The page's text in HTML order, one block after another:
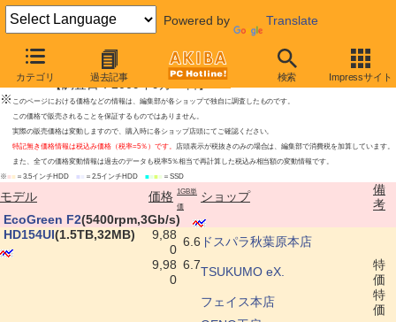
Powered by Translate
カテゴリ 過去記事 検索 Impressサイト
SAMSUNG HDD/SSD最安値上位ショップ
【調査日：2009年9月10日】
※ このページにおける価格などの情報は、編集部が各ショップで独自に調査したものです。
この価格で販売されることを保証するものではありません。
実際の販売価格は変動しますので、購入時に各ショップ店頭にてご確認ください。
特記無き価格情報は税込み価格（税率=5％）です。
店頭表示が税抜きのみの場合は、編集部で消費税を加算しています。
また、全ての価格変動情報は過去のデータも税率5％相当で再計算した税込み相当額の変動情報です。
※ ■■ ＝3.5インチHDD ■ ＝2.5インチHDD ■■■■ ＝SSD
モデル 価格 1GB単
価
ショップ
備
考
EcoGreen F2(5400rpm,3Gb/s)
HD154UI(1.5TB,32MB)
9,88
0
6.6 ドスパラ秋葉原本店
9,98
0
6.7TSUKUMO eX.
特
価
フェイス本店
特
価